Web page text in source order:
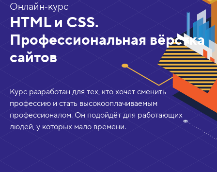
Онлайн‑курс
HTML и CSS.
Профессиональная вёрстка
сайтов
Курс разработан для тех, кто хочет сменить
профессию и стать высокооплачиваемым
профессионалом. Он подойдёт для работающих
людей, у которых мало времени.